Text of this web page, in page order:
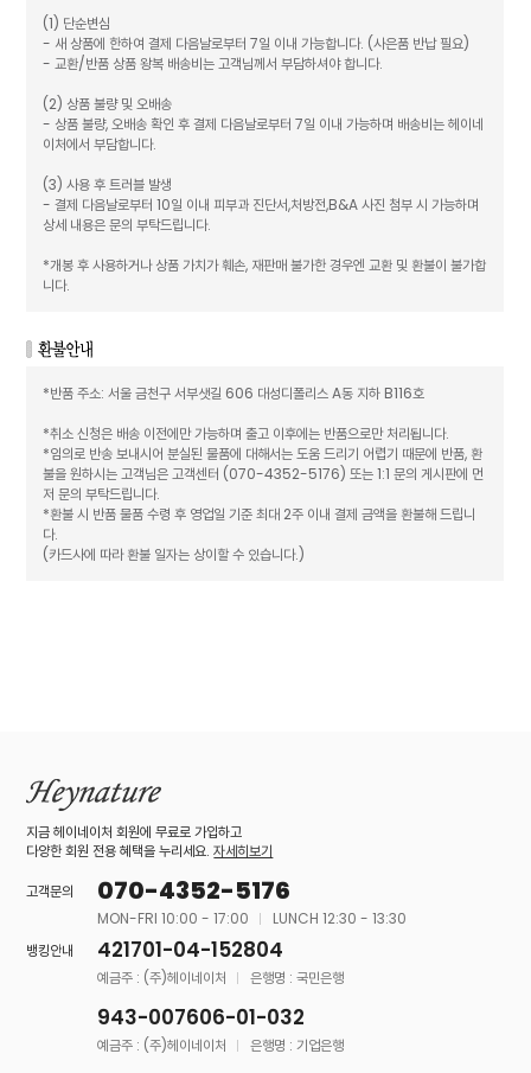
(1) 단순변심
- 새 상품에 한하여 결제 다음날로부터 7일 이내 가능합니다. (사은품 반납 필요)
- 교환/반품 상품 왕복 배송비는 고객님께서 부담하셔야 합니다.
(2) 상품 불량 및 오배송
- 상품 불량, 오배송 확인 후 결제 다음날로부터 7일 이내 가능하며 배송비는 헤이네
이처에서 부담합니다.
(3) 사용 후 트러블 발생
- 결제 다음날로부터 10일 이내 피부과 진단서,처방전,B&A 사진 첨부 시 가능하며
상세 내용은 문의 부탁드립니다.
*개봉 후 사용하거나 상품 가치가 훼손, 재판매 불가한 경우엔 교환 및 환불이 불가합
니다.
*반품 주소: 서울 금천구 서부샛길 606 대성디폴리스 A동 지하 B116호
*취소 신청은 배송 이전에만 가능하며 출고 이후에는 반품으로만 처리됩니다.
*임의로 반송 보내시어 분실된 물품에 대해서는 도움 드리기 어렵기 때문에 반품, 환
불을 원하시는 고객님은 고객센터 (070-4352-5176) 또는 1:1 문의 게시판에 먼
저 문의 부탁드립니다.
*환불 시 반품 물품 수령 후 영업일 기준 최대 2주 이내 결제 금액을 환불해 드립니
다.
(카드사에 따라 환불 일자는 상이할 수 있습니다.)
지금 헤이네이처 회원에 무료로 가입하고
다양한 회원 전용 혜택을 누리세요.자세히보기
고객문의
070-4352-5176
MON-FRI 10:00 - 17:00
LUNCH 12:30 - 13:30
뱅킹안내
421701-04-152804
예금주 : (주)헤이네이처 은행명 : 국민은행
943-007606-01-032
예금주 : (주)헤이네이처 은행명 : 기업은행